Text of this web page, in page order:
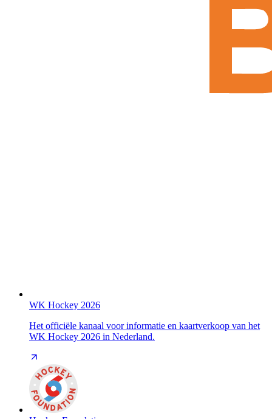
WK Hockey 2026
Het officiële kanaal voor informatie en kaartverkoop van het
WK Hockey 2026 in Nederland.